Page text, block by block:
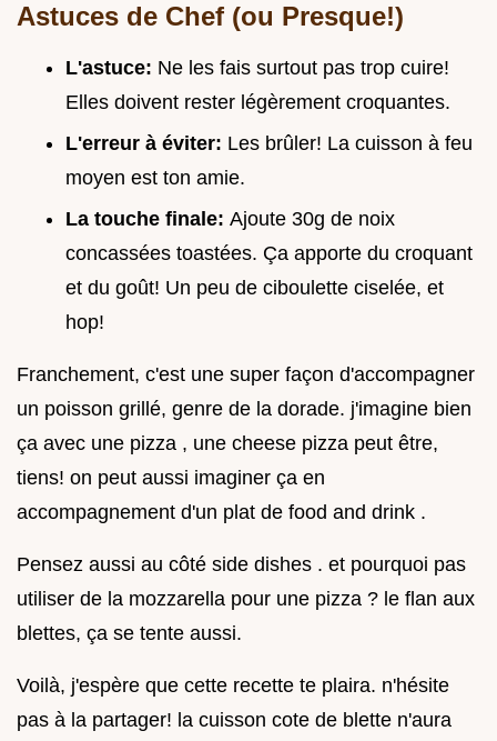
Astuces de Chef (ou Presque!)
L'astuce: Ne les fais surtout pas trop cuire!
Elles doivent rester légèrement croquantes.
L'erreur à éviter: Les brûler! La cuisson à feu
moyen est ton amie.
La touche finale: Ajoute 30g de noix
concassées toastées. Ça apporte du croquant
et du goût! Un peu de ciboulette ciselée, et
hop!
Franchement, c'est une super façon d'accompagner
un poisson grillé, genre de la dorade. j'imagine bien
ça avec une pizza , une cheese pizza peut être,
tiens! on peut aussi imaginer ça en
accompagnement d'un plat de food and drink .
Pensez aussi au côté side dishes . et pourquoi pas
utiliser de la mozzarella pour une pizza ? le flan aux
blettes, ça se tente aussi.
Voilà, j'espère que cette recette te plaira. n'hésite
pas à la partager! la cuisson cote de blette n'aura